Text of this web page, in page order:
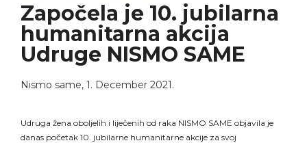
Započela je 10. jubilarna
humanitarna akcija
Udruge NISMO SAME
Nismo same, 1. December 2021.
Udruga žena oboljelih i liječenih od raka NISMO SAME objavila je
danas početak 10. jubilarne humanitarne akcije za svoj